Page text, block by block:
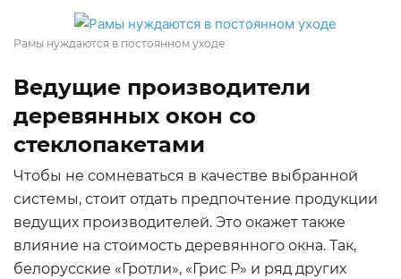
Рамы нуждаются в постоянном уходе
Ведущие производители
деревянных окон со
стеклопакетами
Чтобы не сомневаться в качестве выбранной
системы, стоит отдать предпочтение продукции
ведущих производителей. Это окажет также
влияние на стоимость деревянного окна. Так,
белорусские «Гротли», «Грис Р» и ряд других